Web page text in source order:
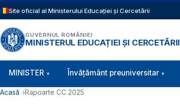
Sari la conținutul principal
Site oficial al Ministerului Educației și Cercetării
GUVERNUL ROMÂNIEI
MINISTERUL EDUCAȚIEI ȘI CERCETĂRII
Navigație principală
MINISTER Învăţământ preuniversitar
Cale de navigare
Acasă Rapoarte CC 2025